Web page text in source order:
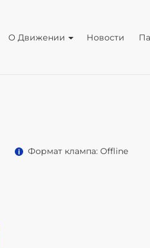
О Движении Новости
Формат клампа: Offline